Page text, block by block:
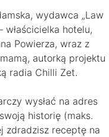
wydawca „Law
właścicielka hotelu,
Powierza, wraz z
autorką projektu
radia Chilli Zet.
wysłać na adres
swoją historię (maks.
zdradzisz receptę na